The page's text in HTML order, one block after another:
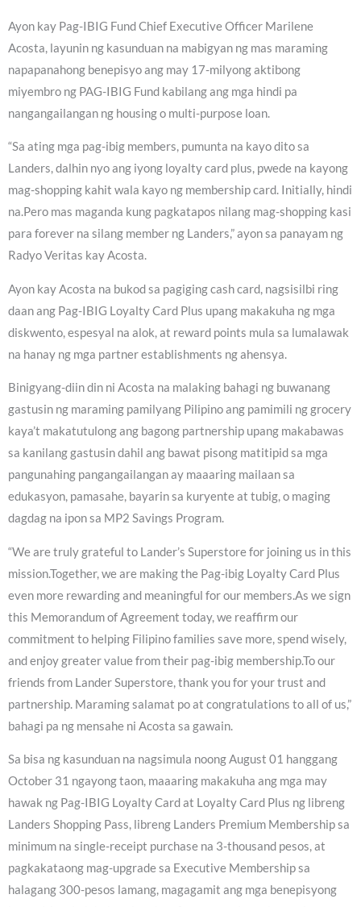
Ayon kay Pag-IBIG Fund Chief Executive Officer Marilene
Acosta, layunin ng kasunduan na mabigyan ng mas maraming
napapanahong benepisyo ang may 17-milyong aktibong
miyembro ng PAG-IBIG Fund kabilang ang mga hindi pa
nangangailangan ng housing o multi-purpose loan.
“Sa ating mga pag-ibig members, pumunta na kayo dito sa
Landers, dalhin nyo ang iyong loyalty card plus, pwede na kayong
mag-shopping kahit wala kayo ng membership card. Initially, hindi
na.Pero mas maganda kung pagkatapos nilang mag-shopping kasi
para forever na silang member ng Landers,” ayon sa panayam ng
Radyo Veritas kay Acosta.
Ayon kay Acosta na bukod sa pagiging cash card, nagsisilbi ring
daan ang Pag-IBIG Loyalty Card Plus upang makakuha ng mga
diskwento, espesyal na alok, at reward points mula sa lumalawak
na hanay ng mga partner establishments ng ahensya.
Binigyang-diin din ni Acosta na malaking bahagi ng buwanang
gastusin ng maraming pamilyang Pilipino ang pamimili ng grocery
kaya’t makatutulong ang bagong partnership upang makabawas
sa kanilang gastusin dahil ang bawat pisong matitipid sa mga
pangunahing pangangailangan ay maaaring mailaan sa
edukasyon, pamasahe, bayarin sa kuryente at tubig, o maging
dagdag na ipon sa MP2 Savings Program.
“We are truly grateful to Lander’s Superstore for joining us in this
mission.Together, we are making the Pag-ibig Loyalty Card Plus
even more rewarding and meaningful for our members.As we sign
this Memorandum of Agreement today, we reaffirm our
commitment to helping Filipino families save more, spend wisely,
and enjoy greater value from their pag-ibig membership.To our
friends from Lander Superstore, thank you for your trust and
partnership. Maraming salamat po at congratulations to all of us,”
bahagi pa ng mensahe ni Acosta sa gawain.
Sa bisa ng kasunduan na nagsimula noong August 01 hanggang
October 31 ngayong taon, maaaring makakuha ang mga may
hawak ng Pag-IBIG Loyalty Card at Loyalty Card Plus ng libreng
Landers Shopping Pass, libreng Landers Premium Membership sa
minimum na single-receipt purchase na 3-thousand pesos, at
pagkakataong mag-upgrade sa Executive Membership sa
halagang 300-pesos lamang, magagamit ang mga benepisyong